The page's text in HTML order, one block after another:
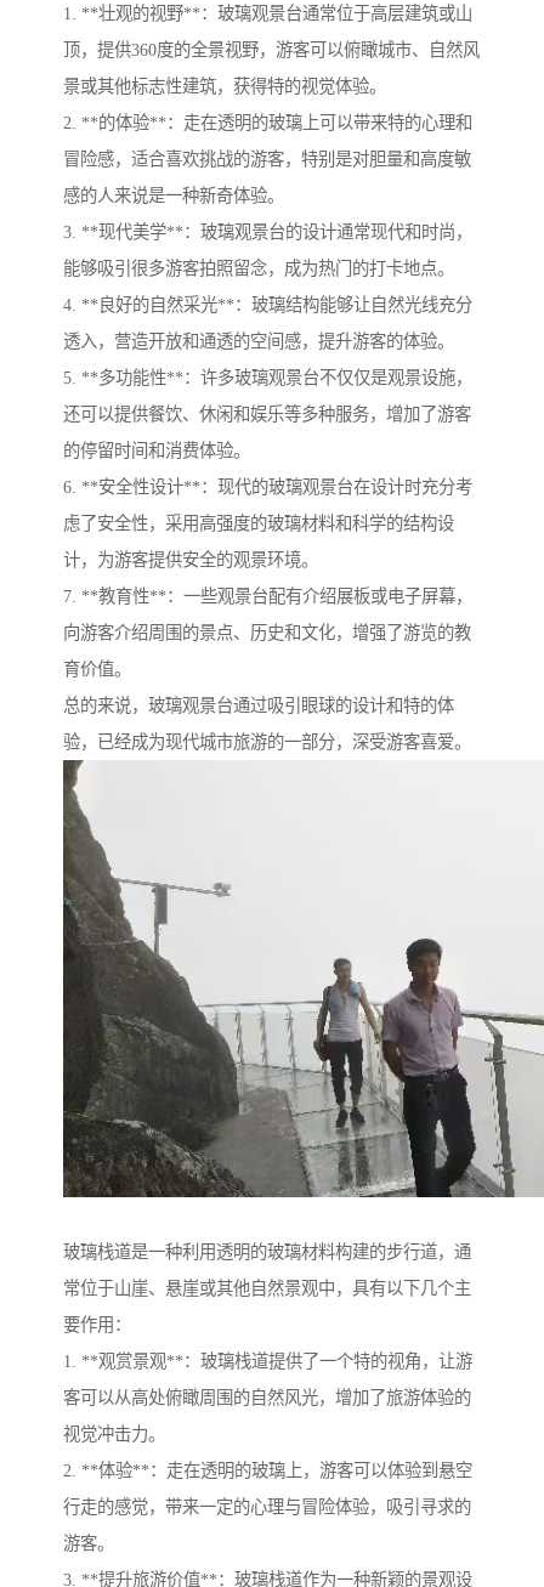
1. **壮观的视野**：玻璃观景台通常位于高层建筑或山
顶，提供360度的全景视野，游客可以俯瞰城市、自然风
景或其他标志性建筑，获得特的视觉体验。
2. **的体验**：走在透明的玻璃上可以带来特的心理和
冒险感，适合喜欢挑战的游客，特别是对胆量和高度敏
感的人来说是一种新奇体验。
3. **现代美学**：玻璃观景台的设计通常现代和时尚，
能够吸引很多游客拍照留念，成为热门的打卡地点。
4. **良好的自然采光**：玻璃结构能够让自然光线充分
透入，营造开放和通透的空间感，提升游客的体验。
5. **多功能性**：许多玻璃观景台不仅仅是观景设施，
还可以提供餐饮、休闲和娱乐等多种服务，增加了游客
的停留时间和消费体验。
6. **安全性设计**：现代的玻璃观景台在设计时充分考
虑了安全性，采用高强度的玻璃材料和科学的结构设
计，为游客提供安全的观景环境。
7. **教育性**：一些观景台配有介绍展板或电子屏幕，
向游客介绍周围的景点、历史和文化，增强了游览的教
育价值。
总的来说，玻璃观景台通过吸引眼球的设计和特的体
验，已经成为现代城市旅游的一部分，深受游客喜爱。
玻璃栈道是一种利用透明的玻璃材料构建的步行道，通
常位于山崖、悬崖或其他自然景观中，具有以下几个主
要作用：
1. **观赏景观**：玻璃栈道提供了一个特的视角，让游
客可以从高处俯瞰周围的自然风光，增加了旅游体验的
视觉冲击力。
2. **体验**：走在透明的玻璃上，游客可以体验到悬空
行走的感觉，带来一定的心理与冒险体验，吸引寻求的
游客。
3. **提升旅游价值**：玻璃栈道作为一种新颖的景观设